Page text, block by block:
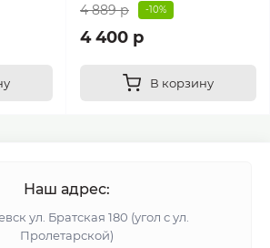
4 889 р -10%
4 400 р
В корзину
Наш адрес:
ул. Братская 180 (угол с ул.
Пролетарской)